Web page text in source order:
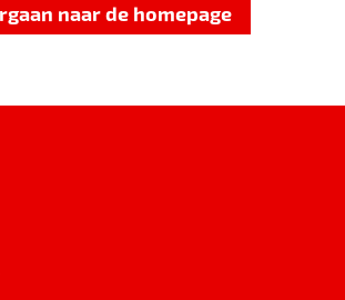
naar de homepage